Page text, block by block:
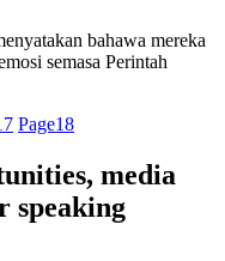
bahawa mereka
semasa Perintah
Page18
media
speaking